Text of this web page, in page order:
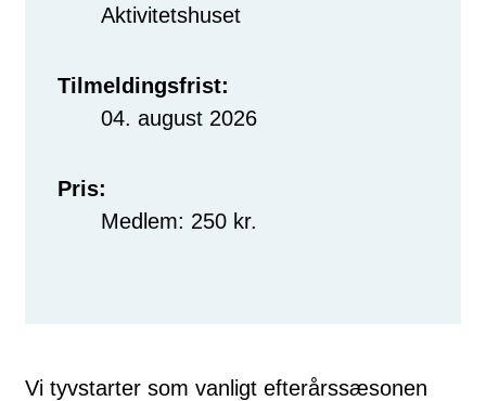
Aktivitetshuset
Tilmeldingsfrist:
04. august 2026
Pris:
Medlem: 250 kr.
Vi tyvstarter som vanligt efterårssæsonen